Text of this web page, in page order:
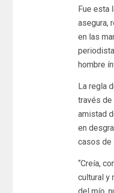
Fue esta
asegura,
en las
hombre
La regla
través de
amistad
en
casos de
“Creía,
cultural y